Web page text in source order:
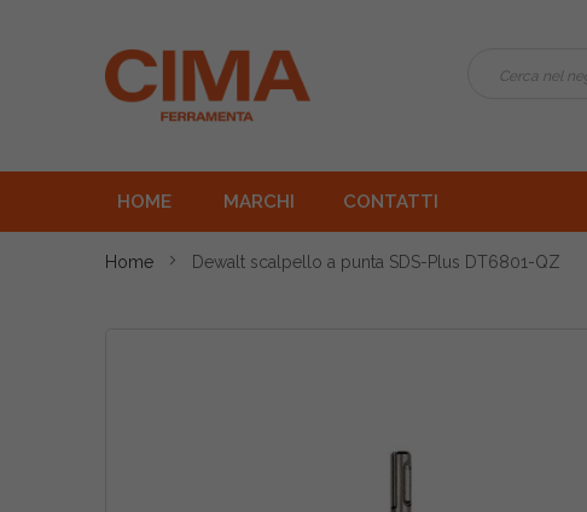
HOME MARCHI CONTATTI
Home Dewalt scalpello a punta SDS-Plus DT6801-QZ